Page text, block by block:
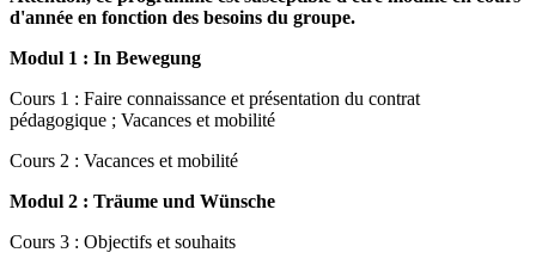
d'année en fonction des besoins du groupe.
Modul 1 : In Bewegung
Cours 1 : Faire connaissance et présentation du contrat
pédagogique ; Vacances et mobilité
Cours 2 : Vacances et mobilité
Modul 2 : Träume und Wünsche
Cours 3 : Objectifs et souhaits